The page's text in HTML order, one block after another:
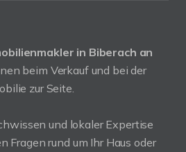
in Biberach an
beim Verkauf und bei der
zur Seite.
und lokaler Expertise
Fragen rund um Ihr Haus oder